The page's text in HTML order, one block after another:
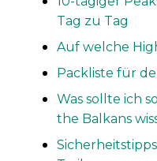
Tag zu Tag
Auf welche
Packliste für
Was sollte ich
the Balkans